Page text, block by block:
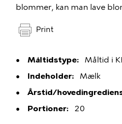
blommer, kan man lave
Print
Måltidstype
Måltid i
Indeholder
Mælk
Årstid/
Portioner
20